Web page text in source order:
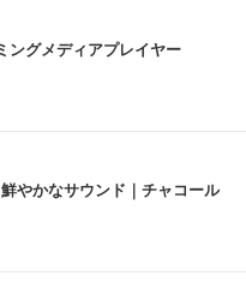
グメディアプレイヤー
やかなサウンド｜チャコール